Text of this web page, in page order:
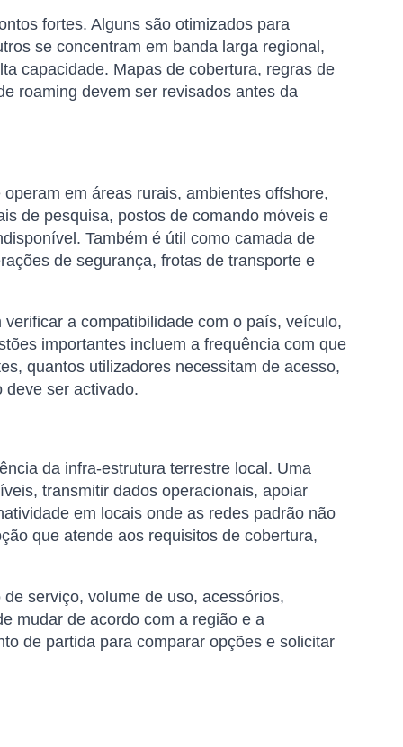
fortes. Alguns são otimizados para
se concentram em banda larga regional,
capacidade. Mapas de cobertura, regras de
roaming devem ser revisados ​​antes da
em áreas rurais, ambientes offshore,
de pesquisa, postos de comando móveis e
Também é útil como camada de
de segurança, frotas de transporte e
a compatibilidade com o país, veículo,
importantes incluem a frequência com que
quantos utilizadores necessitam de acesso,
deve ser activado.
da infra-estrutura terrestre local. Uma
transmitir dados operacionais, apoiar
em locais onde as redes padrão não
que atende aos requisitos de cobertura,
serviço, volume de uso, acessórios,
mudar de acordo com a região e a
de partida para comparar opções e solicitar